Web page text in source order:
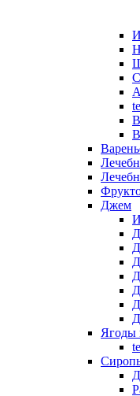
Джем
Ягоды